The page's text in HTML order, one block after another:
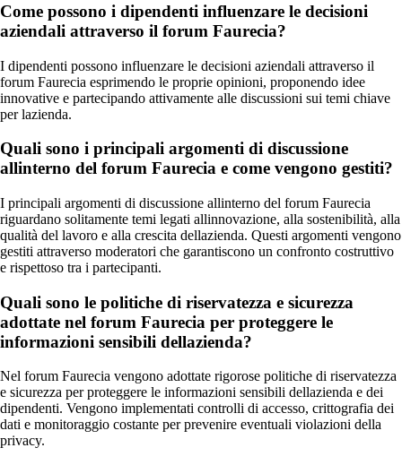
Come possono i dipendenti influenzare le decisioni
aziendali attraverso il forum Faurecia?
I dipendenti possono influenzare le decisioni aziendali attraverso il
forum Faurecia esprimendo le proprie opinioni, proponendo idee
innovative e partecipando attivamente alle discussioni sui temi chiave
per lazienda.
Quali sono i principali argomenti di discussione
allinterno del forum Faurecia e come vengono gestiti?
I principali argomenti di discussione allinterno del forum Faurecia
riguardano solitamente temi legati allinnovazione, alla sostenibilità, alla
qualità del lavoro e alla crescita dellazienda. Questi argomenti vengono
gestiti attraverso moderatori che garantiscono un confronto costruttivo
e rispettoso tra i partecipanti.
Quali sono le politiche di riservatezza e sicurezza
adottate nel forum Faurecia per proteggere le
informazioni sensibili dellazienda?
Nel forum Faurecia vengono adottate rigorose politiche di riservatezza
e sicurezza per proteggere le informazioni sensibili dellazienda e dei
dipendenti. Vengono implementati controlli di accesso, crittografia dei
dati e monitoraggio costante per prevenire eventuali violazioni della
privacy.